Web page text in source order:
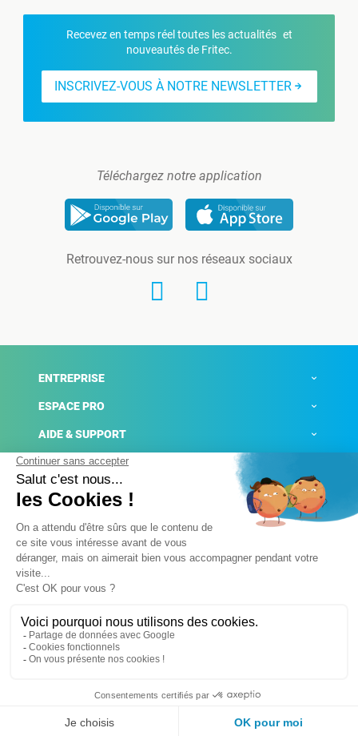
Recevez en temps réel toutes les actualités et
nouveautés de Fritec.
INSCRIVEZ-VOUS À NOTRE NEWSLETTER
Téléchargez notre application
Retrouvez-nous sur nos réseaux sociaux
ENTREPRISE
ESPACE PRO
AIDE & SUPPORT
ACTUALITÉS
Mentions légales
Conditions générales de ventes
Plateforme de signalement